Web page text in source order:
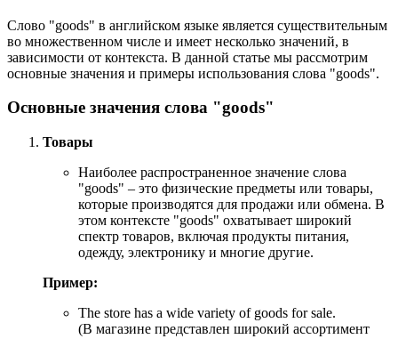
Слово "goods" в английском языке является существительным
во множественном числе и имеет несколько значений, в
зависимости от контекста. В данной статье мы рассмотрим
основные значения и примеры использования слова "goods".
Основные значения слова "goods"
Товары
Наиболее распространенное значение слова
"goods" – это физические предметы или товары,
которые производятся для продажи или обмена. В
этом контексте "goods" охватывает широкий
спектр товаров, включая продукты питания,
одежду, электронику и многие другие.
Пример:
The store has a wide variety of goods for sale.
(В магазине представлен широкий ассортимент